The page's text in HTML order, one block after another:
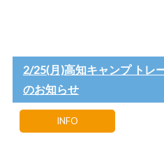
2/25(月)高知キャンプ トレ
のお知らせ
INFO